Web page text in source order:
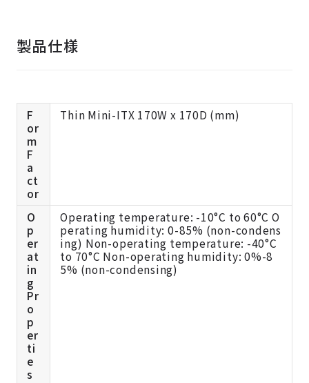
製品仕様
F
or
m
F
a
ct
or
Thin Mini-ITX 170W x 170D (mm)
O
p
er
at
in
g
Pr
o
p
er
ti
e
s
Operating temperature: -10°C to 60°C O
perating humidity: 0-85% (non-condens
ing) Non-operating temperature: -40°C
to 70°C Non-operating humidity: 0%-8
5% (non-condensing)